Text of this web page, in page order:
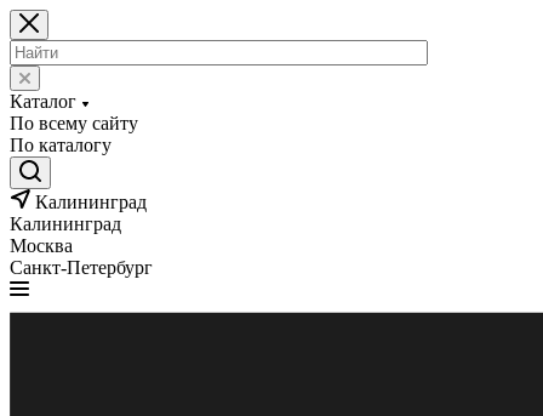
Каталог
По всему сайту
По каталогу
Калининград
Калининград
Москва
Санкт-Петербург